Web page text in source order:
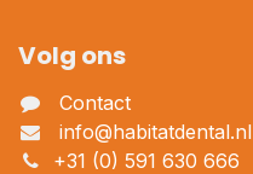
Volg ons
Contact
info@habitatdental.nl
+31 (0) 591 630 666